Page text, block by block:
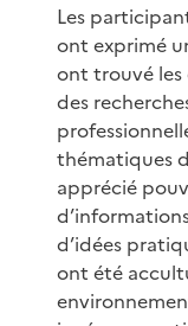
Les
ont exprimé
ont trouvé les
des
thématiques
apprécié
d’idées
ont été